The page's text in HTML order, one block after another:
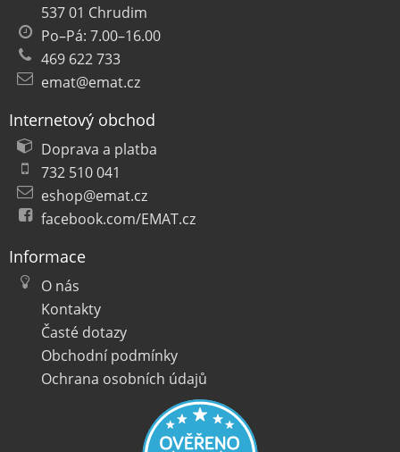
537 01 Chrudim
Po–Pá: 7.00–16.00
469 622 733
emat@emat.cz
Internetový obchod
Doprava a platba
732 510 041
eshop@emat.cz
facebook.com/EMAT.cz
Informace
O nás
Kontakty
Časté dotazy
Obchodní podmínky
Ochrana osobních údajů